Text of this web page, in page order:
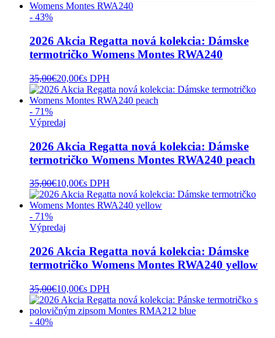
- 43%
2026 Akcia Regatta nová kolekcia: Dámske
termotričko Womens Montes RWA240
35,00€20,00€s DPH
- 71%
Výpredaj
2026 Akcia Regatta nová kolekcia: Dámske
termotričko Womens Montes RWA240 peach
35,00€10,00€s DPH
- 71%
Výpredaj
2026 Akcia Regatta nová kolekcia: Dámske
termotričko Womens Montes RWA240 yellow
35,00€10,00€s DPH
- 40%